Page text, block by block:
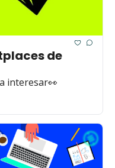
de
interesar👀